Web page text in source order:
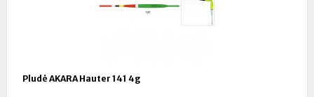
Pludė AKARA Hauter 141 4g